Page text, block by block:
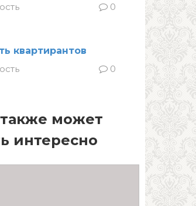
0
квартирантов
0
может
интересно